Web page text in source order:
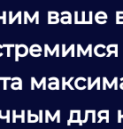
ваше
для